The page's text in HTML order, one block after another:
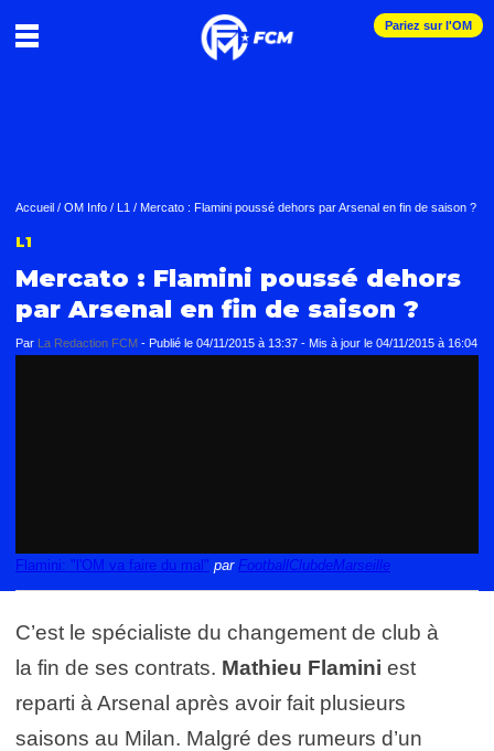
Pariez sur l'OM
Accueil / OM Info / L1 / Mercato : Flamini poussé dehors par Arsenal en fin de saison ?
L1
Mercato : Flamini poussé dehors
par Arsenal en fin de saison ?
Par La Redaction FCM - Publié le 04/11/2015 à 13:37 - Mis à jour le 04/11/2015 à 16:04
Flamini: "l'OM va faire du mal" par FootballClubdeMarseille
C’est le spécialiste du changement de club à
la fin de ses contrats. Mathieu Flamini est
reparti à Arsenal après avoir fait plusieurs
saisons au Milan. Malgré des rumeurs d’un